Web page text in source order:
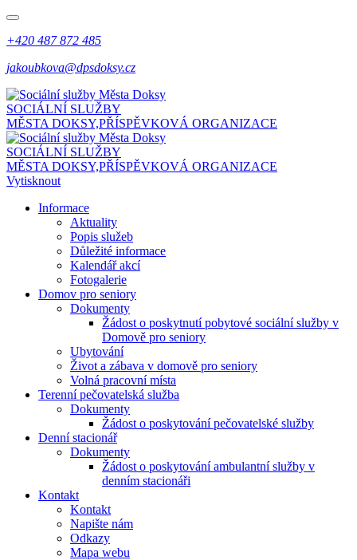
+420 487 872 485
jakoubkova@dpsdoksy.cz
SOCIÁLNÍ SLUŽBY
MĚSTA DOKSY,PŘÍSPĚVKOVÁ ORGANIZACE
SOCIÁLNÍ SLUŽBY
MĚSTA DOKSY,PŘÍSPĚVKOVÁ ORGANIZACE
Vytisknout
Informace
Aktuality
Popis služeb
Důležité informace
Kalendář akcí
Fotogalerie
Domov pro seniory
Dokumenty
Žádost o poskytnutí pobytové sociální služby v
Domově pro seniory
Ubytování
Život a zábava v domově pro seniory
Volná pracovní místa
Terenní pečovatelská služba
Dokumenty
Žádost o poskytování pečovatelské služby
Denní stacionář
Dokumenty
Žádost o poskytování ambulantní služby v
denním stacionáři
Kontakt
Kontakt
Napište nám
Odkazy
Mapa webu